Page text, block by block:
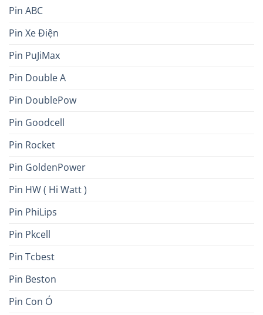
Pin ABC
Pin Xe Điện
Pin PuJiMax
Pin Double A
Pin DoublePow
Pin Goodcell
Pin Rocket
Pin GoldenPower
Pin HW ( Hi Watt )
Pin PhiLips
Pin Pkcell
Pin Tcbest
Pin Beston
Pin Con Ó